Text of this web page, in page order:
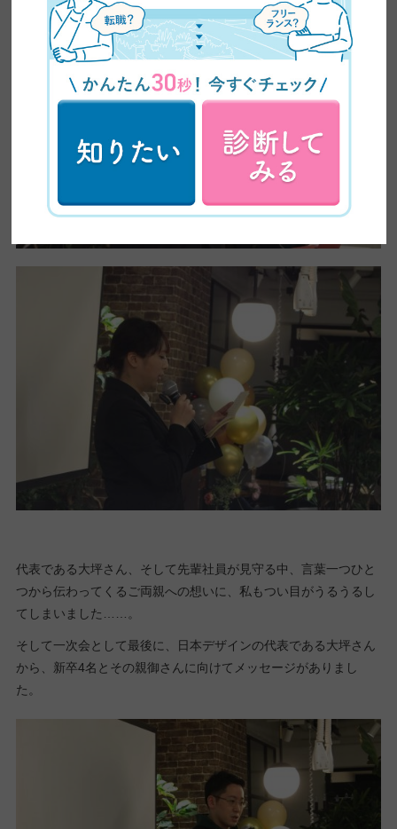
代表である大坪さん、そして先輩社員が見守る中、言葉一つひと
つから伝わってくるご両親への想いに、私もつい目がうるうるし
てしまいました……。
そして一次会として最後に、日本デザインの代表である大坪さん
から、新卒4名とその親御さんに向けてメッセージがありまし
た。